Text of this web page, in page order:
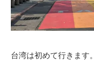
台湾は初めて行きます。